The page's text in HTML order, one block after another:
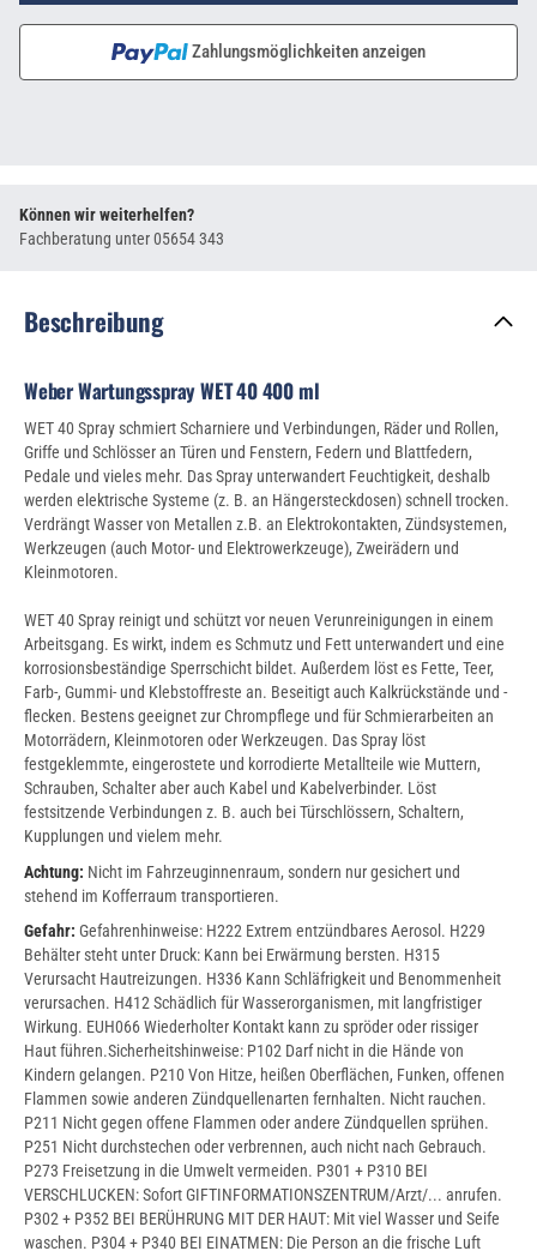
Zahlungsmöglichkeiten anzeigen
Können wir weiterhelfen?
Fachberatung unter05654 343
Beschreibung
Weber Wartungsspray WET 40 400 ml
WET 40 Spray schmiert Scharniere und Verbindungen, Räder und Rollen,
Griffe und Schlösser an Türen und Fenstern, Federn und Blattfedern,
Pedale und vieles mehr. Das Spray unterwandert Feuchtigkeit, deshalb
werden elektrische Systeme (z. B. an Hängersteckdosen) schnell trocken.
Verdrängt Wasser von Metallen z.B. an Elektrokontakten, Zündsystemen,
Werkzeugen (auch Motor- und Elektrowerkzeuge), Zweirädern und
Kleinmotoren.
WET 40 Spray reinigt und schützt vor neuen Verunreinigungen in einem
Arbeitsgang. Es wirkt, indem es Schmutz und Fett unterwandert und eine
korrosionsbeständige Sperrschicht bildet. Außerdem löst es Fette, Teer,
Farb-, Gummi- und Klebstoffreste an. Beseitigt auch Kalkrückstände und -
flecken. Bestens geeignet zur Chrompflege und für Schmierarbeiten an
Motorrädern, Kleinmotoren oder Werkzeugen. Das Spray löst
festgeklemmte, eingerostete und korrodierte Metallteile wie Muttern,
Schrauben, Schalter aber auch Kabel und Kabelverbinder. Löst
festsitzende Verbindungen z. B. auch bei Türschlössern, Schaltern,
Kupplungen und vielem mehr.
Achtung: Nicht im Fahrzeuginnenraum, sondern nur gesichert und
stehend im Kofferraum transportieren.
Gefahr: Gefahrenhinweise: H222 Extrem entzündbares Aerosol. H229
Behälter steht unter Druck: Kann bei Erwärmung bersten. H315
Verursacht Hautreizungen. H336 Kann Schläfrigkeit und Benommenheit
verursachen. H412 Schädlich für Wasserorganismen, mit langfristiger
Wirkung. EUH066 Wiederholter Kontakt kann zu spröder oder rissiger
Haut führen.Sicherheitshinweise: P102 Darf nicht in die Hände von
Kindern gelangen. P210 Von Hitze, heißen Oberflächen, Funken, offenen
Flammen sowie anderen Zündquellenarten fernhalten. Nicht rauchen.
P211 Nicht gegen offene Flammen oder andere Zündquellen sprühen.
P251 Nicht durchstechen oder verbrennen, auch nicht nach Gebrauch.
P273 Freisetzung in die Umwelt vermeiden. P301 + P310 BEI
VERSCHLUCKEN: Sofort GIFTINFORMATIONSZENTRUM/Arzt/... anrufen.
P302 + P352 BEI BERÜHRUNG MIT DER HAUT: Mit viel Wasser und Seife
waschen. P304 + P340 BEI EINATMEN: Die Person an die frische Luft